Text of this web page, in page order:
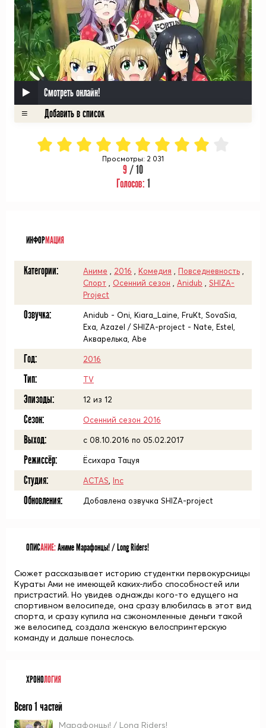
Смотреть онлайн!
Просмотры: 2 031
9/ 10
Голосов: 1
ИНФОРМАЦИЯ
Категории: Аниме 2016 Комедия Повседневность
Спорт
Осенний сезон Anidub
SHIZA-
Project
Озвучка:
Anidub - Oni, Kiara_Laine, FruKt, SovaSia,
Еха, Azazel / SHIZA-project - Nate, Estel,
Акварелька, Abe
Год: 2016
Тип: TV
Эпизоды: 12 из 12
Сезон: Осенний сезон 2016
Выход: c 08.10.2016 по 05.02.2017
Режиссёр: Ёсихара Тацуя
Студия: ACTAS Inc
Обновления: Добавлена озвучка SHIZA-project
ОПИСАНИЕ:Аниме Марафонцы! / Long Riders!
Сюжет рассказывает историю студентки первокурсницы
Кураты Ами не имеющей каких-либо способностей или
пристрастий. Но увидев однажды кого-то едущего на
спортивном велосипеде, она сразу влюбилась в этот вид
спорта, и сразу купила на сэкономленные деньги такой
же велосипед, создала женскую велоспринтерскую
команду и дальше понеслось.
ХРОНОЛОГИЯ
Всего 1 частей
Марафонцы! / Long Riders!